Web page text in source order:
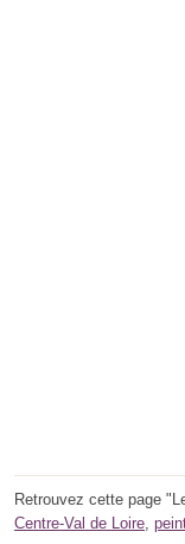
Retrouvez cette page
Centre-Val de Loire,